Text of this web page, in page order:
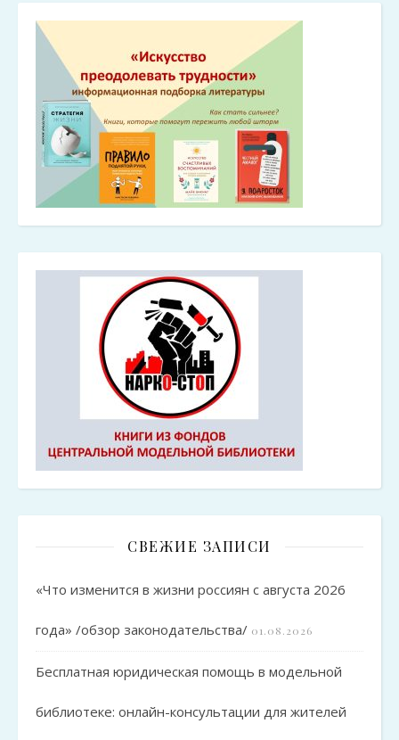
СВЕЖИЕ ЗАПИСИ
«Что изменится в жизни россиян с августа 2026
года» /обзор законодательства/ 01.08.2026
Бесплатная юридическая помощь в модельной
библиотеке: онлайн-консультации для жителей